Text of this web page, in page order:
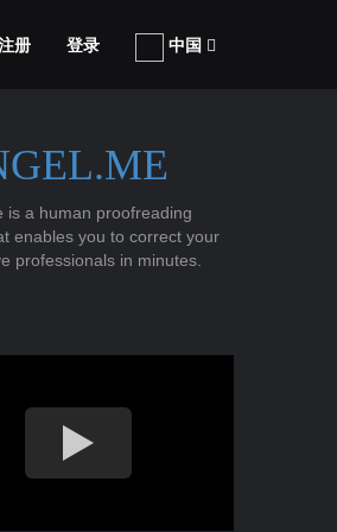
册 登录 中国
is a human proofreading
enables you to correct your
professionals in minutes.